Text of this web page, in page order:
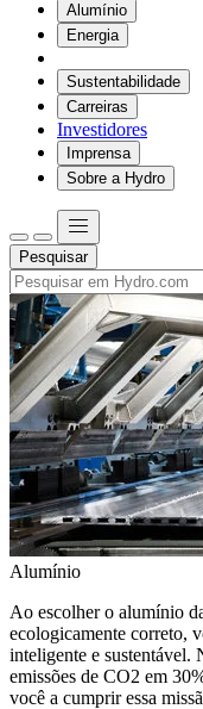
Alumínio
Energia
Sustentabilidade
Carreiras
Investidores
Imprensa
Sobre a Hydro
Pesquisar
Alumínio
Ao escolher o alumínio
ecologicamente correto,
inteligente e sustentável.
emissões de CO2 em
você a cumprir essa